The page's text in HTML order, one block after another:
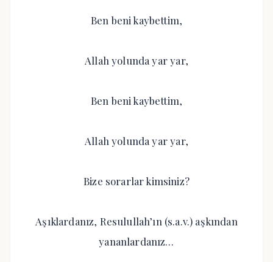
Ben beni kaybettim,
Allah yolunda yar yar,
Ben beni kaybettim,
Allah yolunda yar yar,
Bize sorarlar kimsiniz?
Aşıklardanız, Resulullah’ın (s.a.v.) aşkından
yananlardanız…